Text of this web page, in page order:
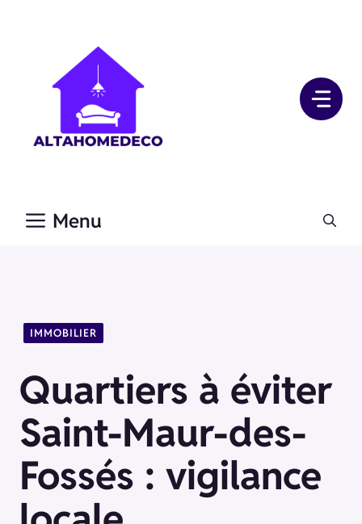
Menu
IMMOBILIER
Quartiers à éviter
Saint-Maur-des-
Fossés : vigilance